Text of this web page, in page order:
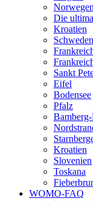
Die
Kroatien
Sankt
Eifel
Bodensee
Pfalz
Kroatien
Slovenien
Toskana
WOMO-FAQ